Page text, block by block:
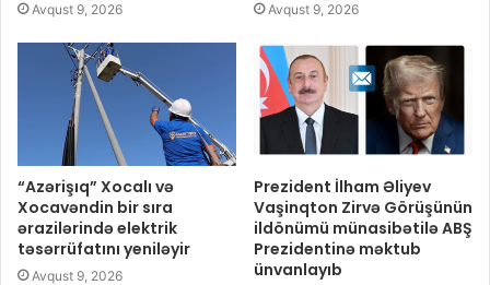
Avqust 9, 2026 Avqust 9, 2026
“Azərişıq” Xocalı və
Xocavəndin bir sıra
ərazilərində elektrik
təsərrüfatını yeniləyir
Avqust 9, 2026
Prezident İlham Əliyev
Vaşinqton Zirvə Görüşünün
ildönümü münasibətilə ABŞ
Prezidentinə məktub
ünvanlayıb